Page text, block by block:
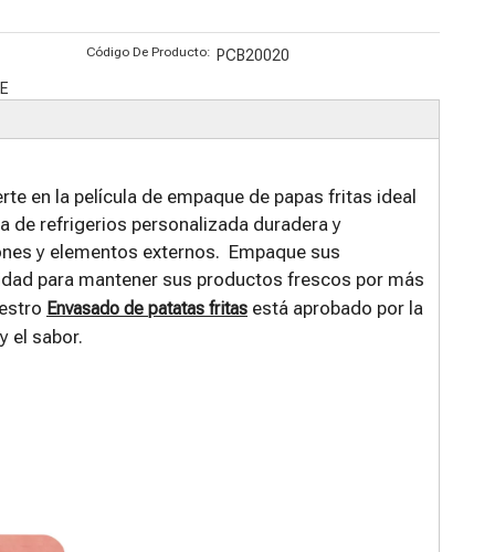
fondo plano
orgánico
a
Código De Producto: PCB20020
en la película de empaque de papas fritas ideal
de refrigerios personalizada duradera y
y elementos externos. Empaque sus
para mantener sus productos frescos por más
Envasado de patatas fritas está aprobado por la
el sabor.